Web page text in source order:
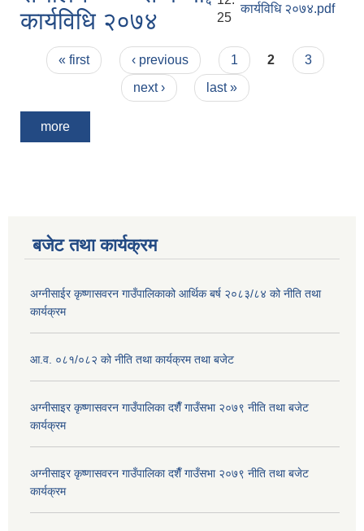
कार्यविधि २०७४
25
कार्यविधि २०७४.pdf
Pages
« first ‹ previous 1 2
3
next ›
last »
more
बजेट तथा कार्यक्रम
अग्नीसाईर कृष्णासवरन गाउँपालिकाको आर्थिक बर्ष २०८३/८४ को नीति तथा
कार्यक्रम
आ.व. ०८१/०८२ को नीति तथा कार्यक्रम तथा बजेट
अग्नीसाइर कृष्णासवरन गाउँपालिका दशैँ गाउँसभा २०७९ नीति तथा बजेट
कार्यक्रम
अग्नीसाइर कृष्णासवरन गाउँपालिका दशैँ गाउँसभा २०७९ नीति तथा बजेट
कार्यक्रम